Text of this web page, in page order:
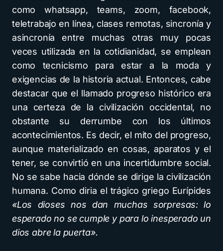
como whatsapp, teams, zoom, facebook,
teletrabajo en línea, clases remotas, sincronía y
asincronía entre muchas otras muy pocas
veces utilizada en la cotidianidad, se emplean
como tecnicismo para estar a la moda y
exigencias de la historia actual. Entonces, cabe
destacar que el llamado progreso histórico era
una certeza de la civilización occidental, no
obstante su derrumbe con los últimos
acontecimientos. Es decir, el mito del progreso,
aunque materializado en cosas, aparatos y el
tener, se convirtió en una incertidumbre social.
No se sabe hacia dónde se dirige la civilización
humana. Como diria el trágico griego Eurípides
«Los dioses nos dan muchas sorpresas: lo
esperado no se cumple y para lo inesperado un
dios abre la puerta».